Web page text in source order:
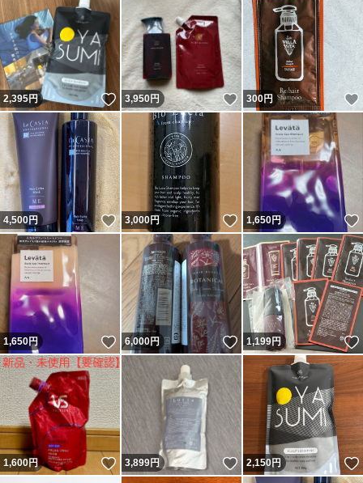
2,395円 いいね！
3,950円 いいね！
300円
4,500円 いいね！
3,000円 いいね！
1,650円
1,650円 いいね！
6,000円 いいね！
1,199円
1,600円 いいね！
3,899円 いいね！
2,150円